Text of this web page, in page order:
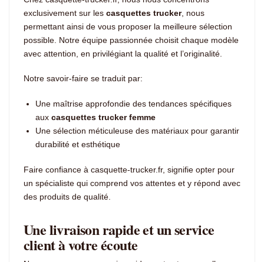
exclusivement sur les casquettes trucker, nous
permettant ainsi de vous proposer la meilleure sélection
possible. Notre équipe passionnée choisit chaque modèle
avec attention, en privilégiant la qualité et l’originalité.
Notre savoir-faire se traduit par:
Une maîtrise approfondie des tendances spécifiques
aux casquettes trucker femme
Une sélection méticuleuse des matériaux pour garantir
durabilité et esthétique
Faire confiance à casquette-trucker.fr, signifie opter pour
un spécialiste qui comprend vos attentes et y répond avec
des produits de qualité.
Une livraison rapide et un service
client à votre écoute